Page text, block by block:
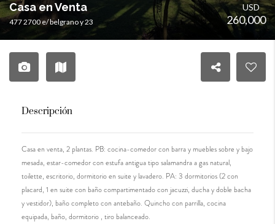
Casa en Venta
477 2700 e/ belgrano y 23
USD
260,000
Descripción
Casa en venta, 2 plantas. PB: cocina-comedor con barra y muebles sobre y bajo
mesada, estar-comedor con estufa antigua tipo salamandra a gas natural,
toilette, escritorio, dormitorio en suite y lavadero. PA: 3 dormitorios (2 con
placard, 1 en suite con baño compartimentado con jacuzzi, ducha y doble bacha
y vestidor), baño completo con antebaño. Quincho con parrilla, cocina
equipada, baño, dormitorio , tiro balanceado.